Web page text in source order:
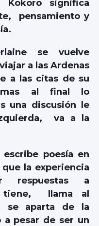
Kokoro significa
pensamiento y
se vuelve
a las Ardenas
a las citas de su
al final lo
una discusión le
va a la
poesía en
la experiencia
respuestas a
tiene, llama al
se aparta de la
pesar de ser un